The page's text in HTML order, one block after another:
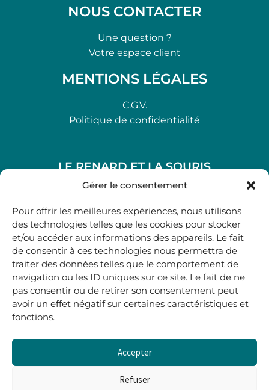
Gérer le consentement
Pour offrir les meilleures expériences, nous utilisons
des technologies telles que les cookies pour stocker
et/ou accéder aux informations des appareils. Le fait
de consentir à ces technologies nous permettra de
traiter des données telles que le comportement de
navigation ou les ID uniques sur ce site. Le fait de ne
pas consentir ou de retirer son consentement peut
avoir un effet négatif sur certaines caractéristiques et
fonctions.
Accepter
Refuser
NOUS CONTACTER
Une question ?
Votre espace client
MENTIONS LÉGALES
C.G.V.
Politique de confidentialité
LE RENARD ET LA SOURIS
48, rue Maubec 33210 LANGON
05 40 41 37 18
.
MARDI AU SAMEDI
10H00-12H45 | 14H00 -19H00
boutique@lerenardetlasouris.com